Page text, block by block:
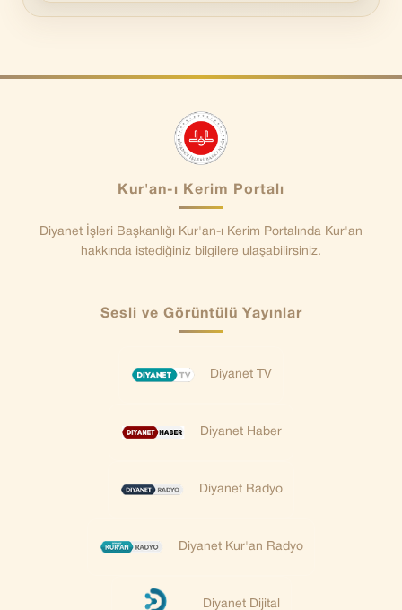
Kur'an-ı Kerim Portalı
Diyanet İşleri Başkanlığı Kur'an-ı Kerim Portalında Kur'an
hakkında istediğiniz bilgilere ulaşabilirsiniz.
Sesli ve Görüntülü Yayınlar
Diyanet TV
Diyanet Haber
Diyanet Radyo
Diyanet Kur'an Radyo
Diyanet Dijital